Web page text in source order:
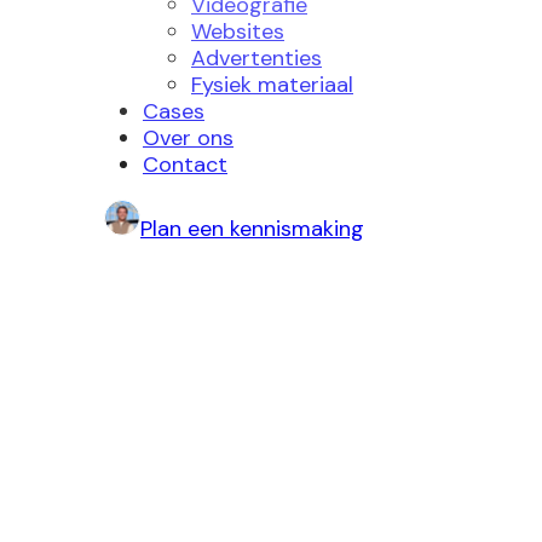
Websites
Advertenties
Fysiek materiaal
Cases
Over ons
Contact
Plan een kennismaking